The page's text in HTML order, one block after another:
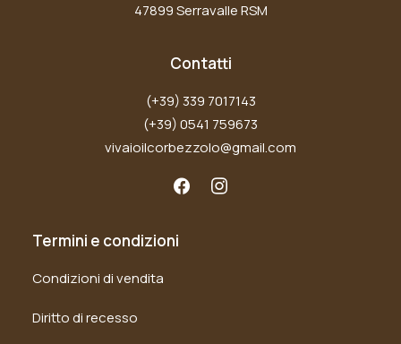
47899 Serravalle RSM
Contatti
(+39) 339 7017143
(+39) 0541 759673
vivaioilcorbezzolo@gmail.com
Termini e condizioni
Condizioni di vendita
Diritto di recesso